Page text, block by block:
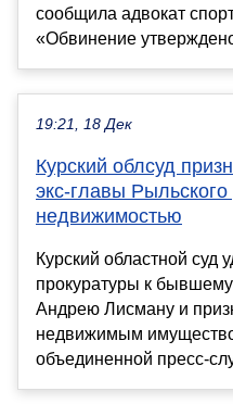
сообщила адвокат
«Обвинение
19:21, 18 Дек
Курский облсуд
экс-главы
недвижимостью
Курский областной суд
прокуратуры к
Андрею Лисману и
недвижимым
объединенной пресс-